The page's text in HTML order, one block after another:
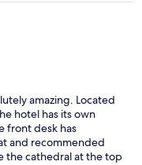
amazing. Located
hotel has its own
front desk has
and recommended
the cathedral at the top